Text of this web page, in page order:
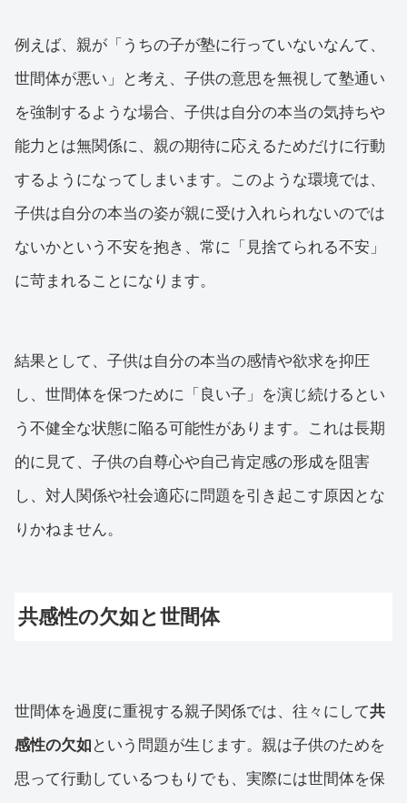
例えば、親が「うちの子が塾に行っていないなんて、
世間体が悪い」と考え、子供の意思を無視して塾通い
を強制するような場合、子供は自分の本当の気持ちや
能力とは無関係に、親の期待に応えるためだけに行動
するようになってしまいます。このような環境では、
子供は自分の本当の姿が親に受け入れられないのでは
ないかという不安を抱き、常に「見捨てられる不安」
に苛まれることになります。
結果として、子供は自分の本当の感情や欲求を抑圧
し、世間体を保つために「良い子」を演じ続けるとい
う不健全な状態に陥る可能性があります。これは長期
的に見て、子供の自尊心や自己肯定感の形成を阻害
し、対人関係や社会適応に問題を引き起こす原因とな
りかねません。
共感性の欠如と世間体
世間体を過度に重視する親子関係では、往々にして共
感性の欠如 という問題が生じます。親は子供のためを
思って行動しているつもりでも、実際には世間体を保